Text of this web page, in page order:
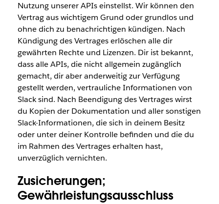
Nutzung unserer APIs einstellst. Wir können den
Vertrag aus wichtigem Grund oder grundlos und
ohne dich zu benachrichtigen kündigen. Nach
Kündigung des Vertrages erlöschen alle dir
gewährten Rechte und Lizenzen. Dir ist bekannt,
dass alle APIs, die nicht allgemein zugänglich
gemacht, dir aber anderweitig zur Verfügung
gestellt werden, vertrauliche Informationen von
Slack sind. Nach Beendigung des Vertrages wirst
du Kopien der Dokumentation und aller sonstigen
Slack-Informationen, die sich in deinem Besitz
oder unter deiner Kontrolle befinden und die du
im Rahmen des Vertrages erhalten hast,
unverzüglich vernichten.
Zusicherungen;
Gewährleistungsausschluss